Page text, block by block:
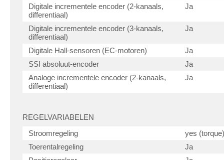
Digitale incrementele encoder (2-kanaals,
differentiaal)
Ja
Digitale incrementele encoder (3-kanaals,
differentiaal)
Ja
Digitale Hall-sensoren (EC-motoren)
Ja
SSI absoluut-encoder
Ja
Analoge incrementele encoder (2-kanaals,
differentiaal)
Ja
REGELVARIABELEN
Stroomregeling
yes (torque)
Toerentalregeling
Ja